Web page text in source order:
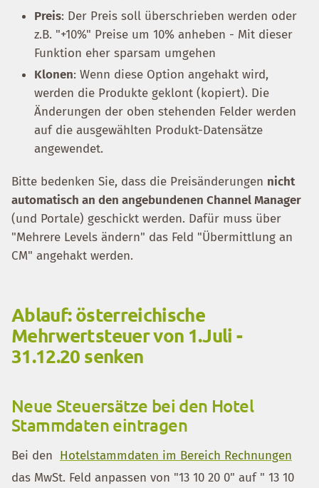
Preis: Der Preis soll überschrieben werden oder
z.B. "+10%" Preise um 10% anheben - Mit dieser
Funktion eher sparsam umgehen
Klonen: Wenn diese Option angehakt wird,
werden die Produkte geklont (kopiert). Die
Änderungen der oben stehenden Felder werden
auf die ausgewählten Produkt-Datensätze
angewendet.
Bitte bedenken Sie, dass die Preisänderungen nicht
automatisch an den angebundenen Channel Manager
(und Portale) geschickt werden. Dafür muss über
"Mehrere Levels ändern" das Feld "Übermittlung an
CM" angehakt werden.
Ablauf: österreichische
Mehrwertsteuer von 1.Juli -
31.12.20 senken
Neue Steuersätze bei den Hotel
Stammdaten eintragen
Bei den Hotelstammdaten im Bereich Rechnungen
das MwSt. Feld anpassen von "13 10 20 0" auf " 13 10